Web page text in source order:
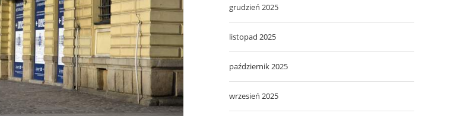
grudzień 2025
listopad 2025
październik 2025
wrzesień 2025